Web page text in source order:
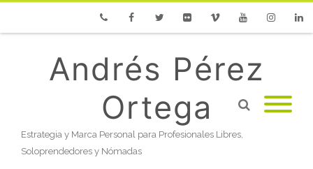
Andrés Pérez
Ortega
Estrategia y Marca Personal para Profesionales Libres,
Soloprendedores y Nómadas